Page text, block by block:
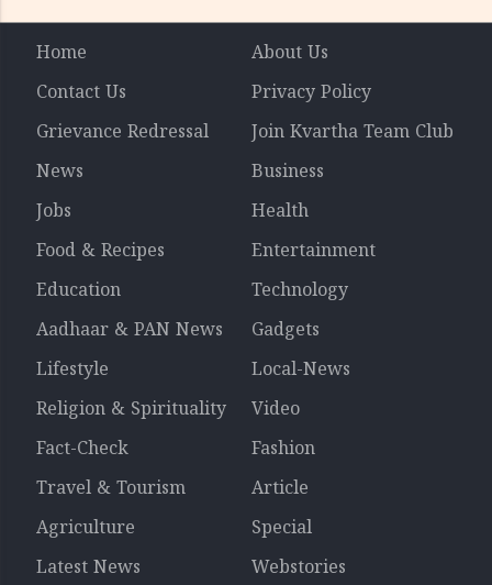
Home
About Us
Contact Us
Privacy Policy
Grievance Redressal
Join Kvartha Team Club
News
Business
Jobs
Health
Food & Recipes
Entertainment
Education
Technology
Aadhaar & PAN News
Gadgets
Lifestyle
Local-News
Religion & Spirituality
Video
Fact-Check
Fashion
Travel & Tourism
Article
Agriculture
Special
Latest News
Webstories